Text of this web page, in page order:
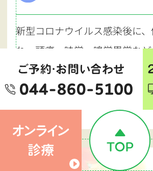
新型コロナウイルス感染後に
れ、頭痛、味覚・嗅覚異常な
続く状態を、コロナ後遺症と
く症状でお困りのかたはお気
さい。